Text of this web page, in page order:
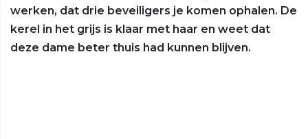
werken, dat drie beveiligers je komen ophalen. De
kerel in het grijs is klaar met haar en weet dat
deze dame beter thuis had kunnen blijven.